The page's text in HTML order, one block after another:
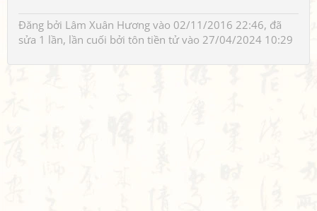
Đăng bởi Lâm Xuân Hương vào 02/11/2016 22:46, đã
sửa 1 lần, lần cuối bởi tôn tiền tửvào 27/04/2024 10:29